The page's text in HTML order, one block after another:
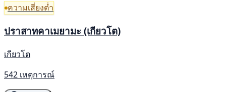
ความเสี่ยงต่ำ
ปราสาทคาเมยามะ (เกียวโต)
เกียวโต
542 เหตุการณ์